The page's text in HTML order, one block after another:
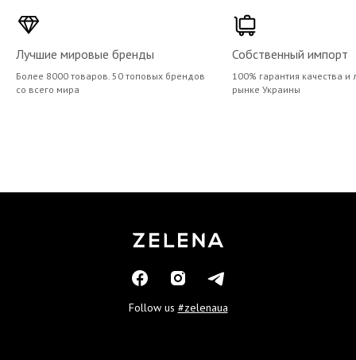
Лучшие мировые бренды
Более 8000 товаров. 50 топовых брендов
со всего мира
Собственный импорт
100% гарантия качества
рынке Украины
Follow us #zelenaua